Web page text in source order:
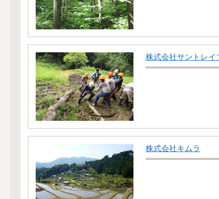
株式会社サントレイ
株式会社キムラ